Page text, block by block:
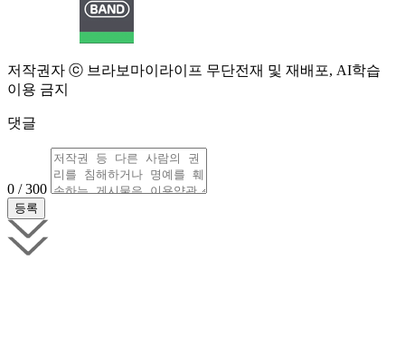
저작권자 ⓒ 브라보마이라이프 무단전재 및 재배포, AI학습
이용 금지
댓글
0 / 300